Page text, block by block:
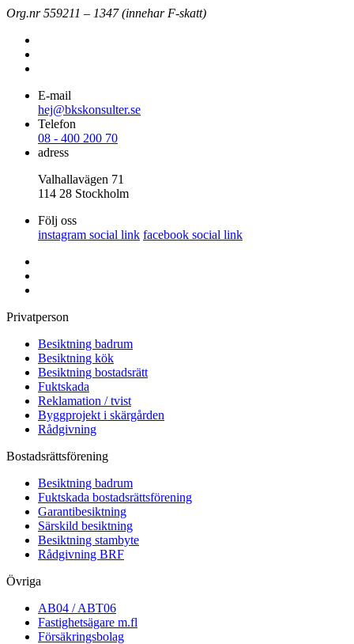
Org.nr 559211 – 1347 (innehar F-skatt)
E-mail
hej@bkskonsulter.se
Telefon
08 - 400 200 70
adress
Valhallavägen 71
114 28 Stockholm
Följ oss
instagram social link facebook social link
Privatperson
Besiktning badrum
Besiktning kök
Besiktning bostadsrätt
Fuktskada
Reklamation / tvist
Byggprojekt i skärgården
Rådgivning
Bostadsrättsförening
Besiktning badrum
Fuktskada bostadsrättsförening
Garantibesiktning
Särskild besiktning
Besiktning stambyte
Rådgivning BRF
Övriga
AB04 / ABT06
Fastighetsägare m.fl
Försäkringsbolag